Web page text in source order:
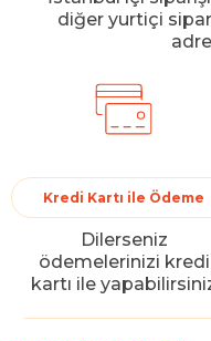
diğer yurtiçi
Kredi Kartı ile Ödeme
Dilerseniz
ödemelerinizi kredi
kartı ile